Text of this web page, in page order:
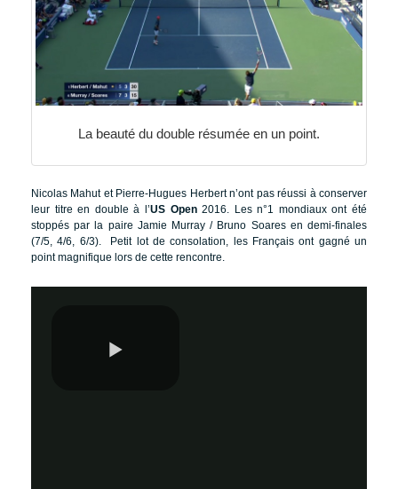
La beauté du double résumée en un point.
Nicolas Mahut et Pierre-Hugues Herbert n’ont pas réussi à conserver
leur titre en double à l’US Open2016. Les n°1 mondiaux ont été
stoppés par la paire Jamie Murray / Bruno Soares en demi-finales
(7/5, 4/6, 6/3). Petit lot de consolation, les Français ont gagné un
point magnifique lors de cette rencontre.